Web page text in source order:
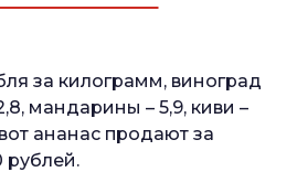
за килограмм, виноград
мандарины – 5,9, киви –
вот ананас продают за
рублей.